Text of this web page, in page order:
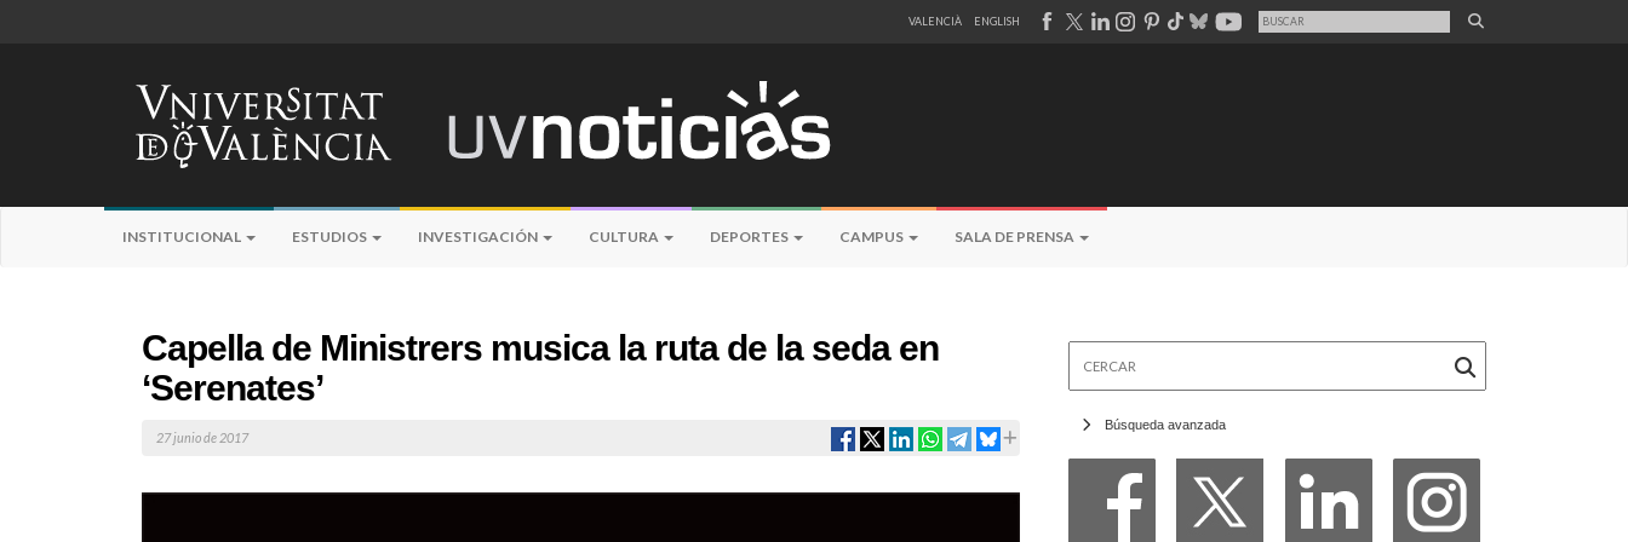
VALENCIÀ ENGLISH
INSTITUCIONAL ESTUDIOS INVESTIGACIÓN CULTURA DEPORTES CAMPUS SALA DE PRENSA
Capella de Ministrers musica la ruta de la seda en
‘Serenates’
27 junio de 2017
Búsqueda avanzada